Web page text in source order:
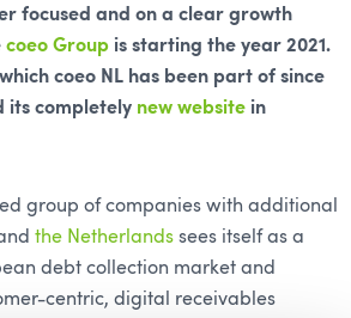
focused and on a clear growth
coeo Group is starting the year 2021.
coeo NL has been part of since
its completely new website in
group of companies with additional
the Netherlands sees itself as a
debt collection market and
centric, digital receivables